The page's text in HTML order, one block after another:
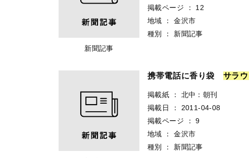
新聞記事
掲載ページ
：
12
地域
：
金沢市
種別
： 新聞記事
携帯電話に香り袋 サラ ウ
掲載紙 ：
北中：朝刊
掲載日
：
2011-04-08
掲載ページ
：
9
地域
：
金沢市
種別
： 新聞記事